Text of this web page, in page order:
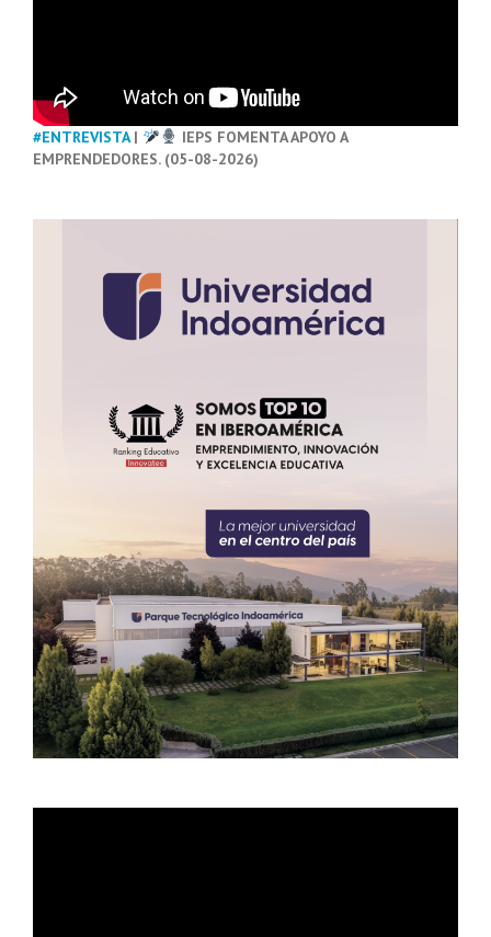
#ENTREVISTA|
IEPS FOMENTA APOYO A
EMPRENDEDORES. (05-08-2026)